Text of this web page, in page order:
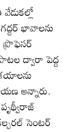
భావాలను
ప్రొఫెసర్‌
ద్వారా పెద్ద
అన్నారు.
సెంటర్‌